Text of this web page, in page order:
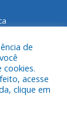
Santarém
de
acesse
clique em